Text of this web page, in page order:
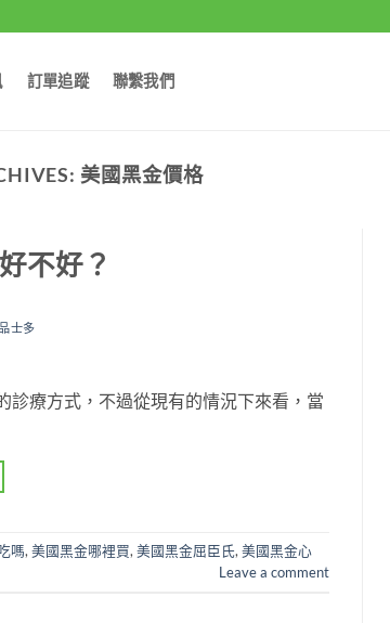
訂單追蹤 聯繫我們
美國黑金價格
不好？
士多
診療方式，不過從現有的情況下來看，當
嗎, 美國黑金哪裡買, 美國黑金屈臣氏, 美國黑金心
Leave a comment